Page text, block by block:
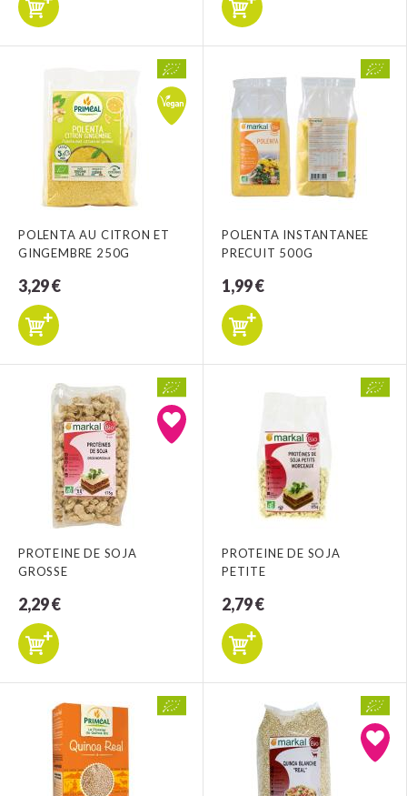
POLENTA AU CITRON ET
GINGEMBRE 250G
3,29 €
POLENTA INSTANTANEE
PRECUIT 500G
1,99 €
PROTEINE DE SOJA
GROSSE
2,29 €
PROTEINE DE SOJA
PETITE
2,79 €